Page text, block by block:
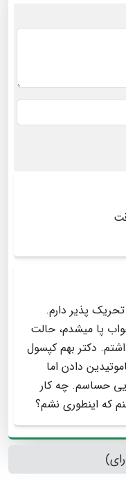
پذیر دارم.
خواب پا میشدم، حالت
دکتر بهم کپسول
دادن اما
حساسم. چه کار
که اینطوری نشم؟